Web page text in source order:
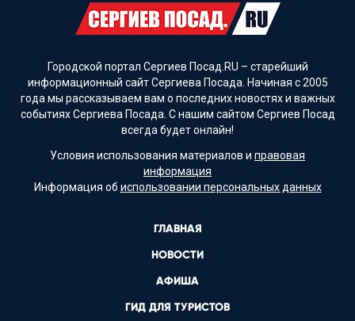
Городской портал Сергиев Посад.RU – старейший
информационный сайт Сергиева Посада. Начиная с 2005
года мы рассказываем вам о последних новостях и важных
событиях Сергиева Посада. С нашим сайтом Сергиев Посад
всегда будет онлайн!
Условия использования материалов и правовая
информация
Информация об использовании персональных данных
ГЛАВНАЯ
НОВОСТИ
АФИША
ГИД ДЛЯ ТУРИСТОВ